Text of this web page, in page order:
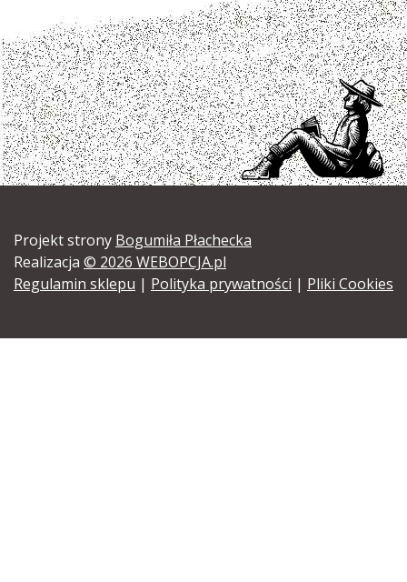
Projekt strony Bogumiła Płachecka
Realizacja © 2026 WEBOPCJA.pl
Regulamin sklepu | Polityka prywatności | Pliki Cookies